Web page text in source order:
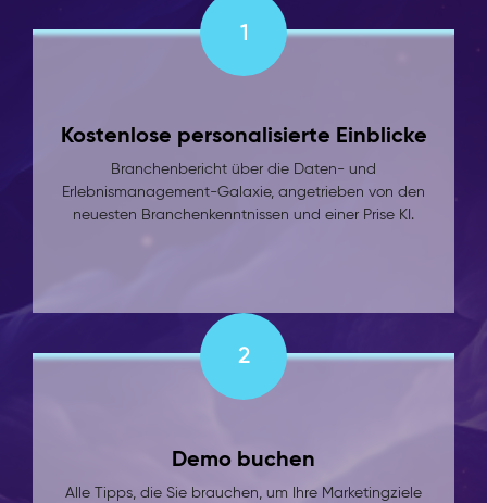
1
Kostenlose personalisierte Einblicke
Branchenbericht über die Daten- und
Erlebnismanagement-Galaxie, angetrieben von den
neuesten Branchenkenntnissen und einer Prise KI.
2
Demo buchen
Alle Tipps, die Sie brauchen, um Ihre Marketingziele